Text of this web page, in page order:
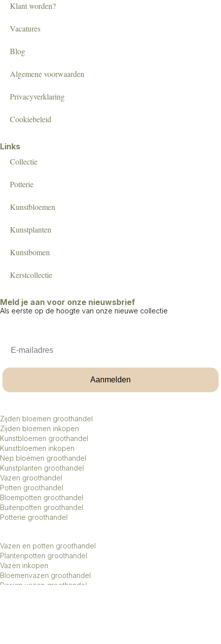
Klant worden?
Vacatures
Blog
Algemene voorwaarden
Privacyverklaring
Cookiebeleid
Links
Collectie
Potterie
Kunstbloemen
Kunstplanten
Kunstbomen
Kerstcollectie
Meld je aan voor onze nieuwsbrief
Als eerste op de hoogte van onze nieuwe collectie
Aanmelden
Zijden bloemen groothandel
Zijden bloemen inkopen
Kunstbloemen groothandel
Kunstbloemen inkopen
Nep bloemen groothandel
Kunstplanten groothandel
Vazen groothandel
Potten groothandel
Bloempotten groothandel
Buitenpotten groothandel
Potterie groothandel
Vazen en potten groothandel
Plantenpotten groothandel
Vazen inkopen
Bloemenvazen groothandel
Design vazen groothandel